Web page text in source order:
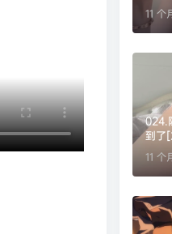
11 个
024.
到了
11 个